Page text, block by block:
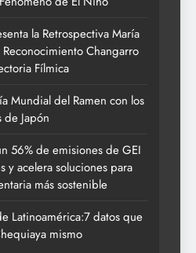
la Retrospectiva María
Changarro
Fílmica
Mundial del Ramen con los
de Japón
56% de emisiones de GEI
y acelera soluciones para
más sostenible
Latinoamérica:7 datos que
mismo